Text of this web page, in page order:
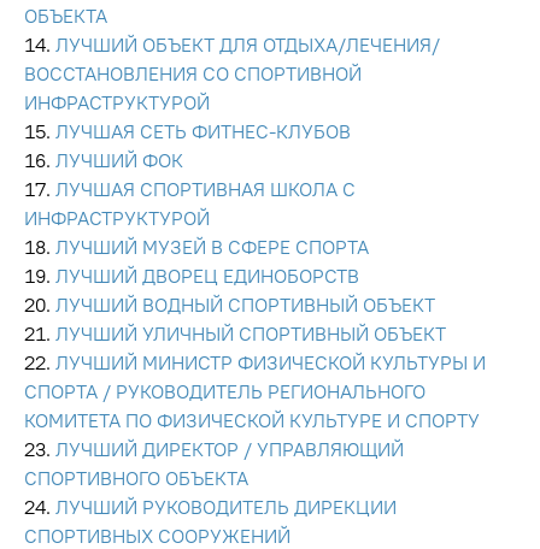
ОБЪЕКТА
ЛУЧШИЙ ОБЪЕКТ ДЛЯ ОТДЫХА/ЛЕЧЕНИЯ/
ВОССТАНОВЛЕНИЯ СО СПОРТИВНОЙ
ИНФРАСТРУКТУРОЙ
ЛУЧШАЯ CЕТЬ ФИТНЕС-КЛУБОВ
ЛУЧШИЙ ФОК
ЛУЧШАЯ СПОРТИВНАЯ ШКОЛА С
ИНФРАСТРУКТУРОЙ
ЛУЧШИЙ МУЗЕЙ В СФЕРЕ СПОРТА
ЛУЧШИЙ ДВОРЕЦ ЕДИНОБОРСТВ
ЛУЧШИЙ ВОДНЫЙ СПОРТИВНЫЙ ОБЪЕКТ
ЛУЧШИЙ УЛИЧНЫЙ СПОРТИВНЫЙ ОБЪЕКТ
ЛУЧШИЙ МИНИСТР ФИЗИЧЕСКОЙ КУЛЬТУРЫ И
СПОРТА / РУКОВОДИТЕЛЬ РЕГИОНАЛЬНОГО
КОМИТЕТА ПО ФИЗИЧЕСКОЙ КУЛЬТУРЕ И СПОРТУ
ЛУЧШИЙ ДИРЕКТОР / УПРАВЛЯЮЩИЙ
СПОРТИВНОГО ОБЪЕКТА
ЛУЧШИЙ РУКОВОДИТЕЛЬ ДИРЕКЦИИ
СПОРТИВНЫХ СООРУЖЕНИЙ